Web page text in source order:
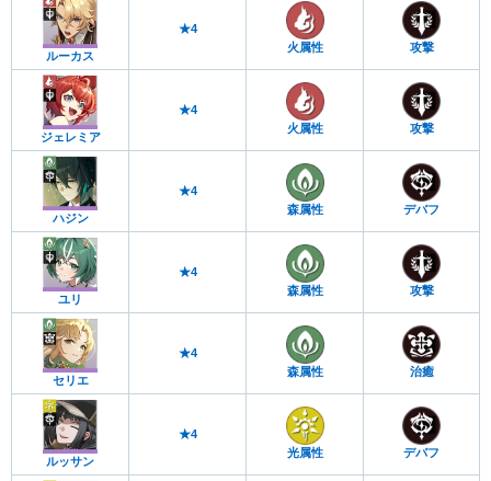
ルーカス
★4
火属性
攻撃
ジェレミア
★4
火属性
攻撃
ハジン
★4
森属性
デバフ
ユリ
★4
森属性
攻撃
セリエ
★4
森属性
治癒
ルッサン
★4
光属性
デバフ